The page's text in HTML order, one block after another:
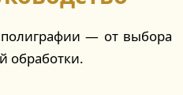
— от выбора
обработки.